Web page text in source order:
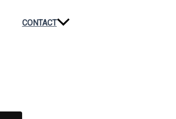
CONTACT